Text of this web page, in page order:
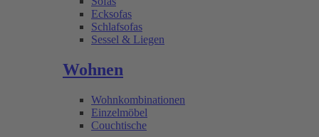
Ecksofas
Schlafsofas
Sessel & Liegen
Wohnen
Wohnkombinationen
Einzelmöbel
Couchtische